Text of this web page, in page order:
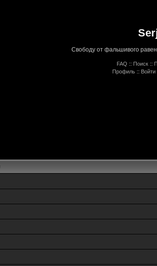
Свободу от фальшивого
FAQ :: Поиск ::
Профиль ::